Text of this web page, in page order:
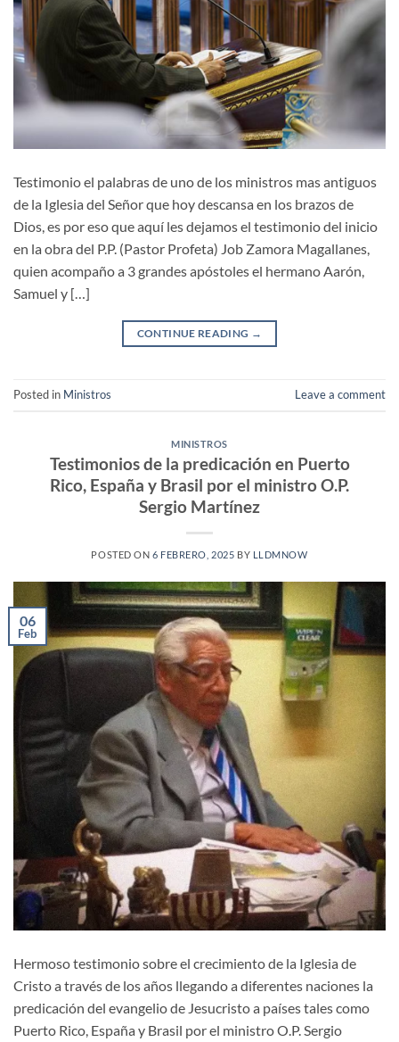
Testimonio el palabras de uno de los ministros mas antiguos
de la Iglesia del Señor que hoy descansa en los brazos de
Dios, es por eso que aquí les dejamos el testimonio del inicio
en la obra del P.P. (Pastor Profeta) Job Zamora Magallanes,
quien acompaño a 3 grandes apóstoles el hermano Aarón,
Samuel y […]
CONTINUE READING →
Posted in Ministros Leave a comment
MINISTROS
Testimonios de la predicación en Puerto
Rico, España y Brasil por el ministro O.P.
Sergio Martínez
POSTED ON6 FEBRERO, 2025 BY LLDMNOW
06
Feb
Hermoso testimonio sobre el crecimiento de la Iglesia de
Cristo a través de los años llegando a diferentes naciones la
predicación del evangelio de Jesucristo a países tales como
Puerto Rico, España y Brasil por el ministro O.P. Sergio